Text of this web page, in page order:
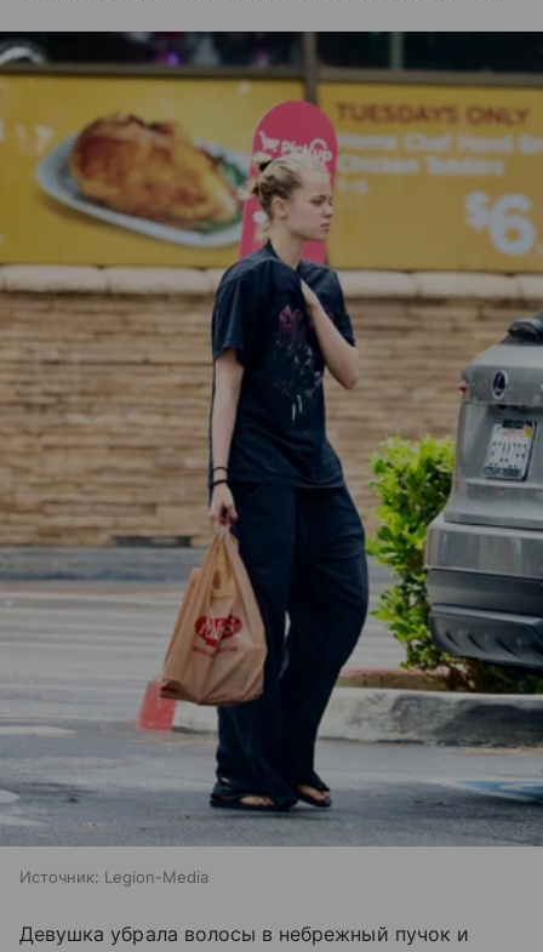
Источник: Legion-Media
Девушка убрала волосы в небрежный пучок и